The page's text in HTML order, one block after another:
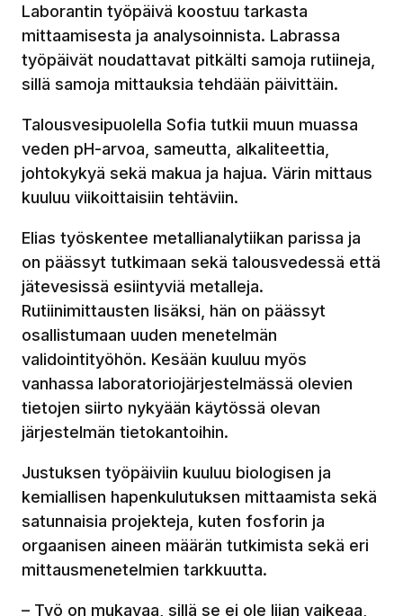
Laborantin työpäivä koostuu tarkasta
mittaamisesta ja analysoinnista. Labrassa
työpäivät noudattavat pitkälti samoja rutiineja,
sillä samoja mittauksia tehdään päivittäin.
Talousvesipuolella Sofia tutkii muun muassa
veden pH-arvoa, sameutta, alkaliteettia,
johtokykyä sekä makua ja hajua. Värin mittaus
kuuluu viikoittaisiin tehtäviin.
Elias työskentee metallianalytiikan parissa ja
on päässyt tutkimaan sekä talousvedessä että
jätevesissä esiintyviä metalleja.
Rutiinimittausten lisäksi, hän on päässyt
osallistumaan uuden menetelmän
validointityöhön. Kesään kuuluu myös
vanhassa laboratoriojärjestelmässä olevien
tietojen siirto nykyään käytössä olevan
järjestelmän tietokantoihin.
Justuksen työpäiviin kuuluu biologisen ja
kemiallisen hapenkulutuksen mittaamista sekä
satunnaisia projekteja, kuten fosforin ja
orgaanisen aineen määrän tutkimista sekä eri
mittausmenetelmien tarkkuutta.
– Työ on mukavaa, sillä se ei ole liian vaikeaa,